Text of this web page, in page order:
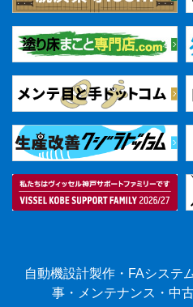
自動機設計製作・FAシステ
事・メンテナンス・中